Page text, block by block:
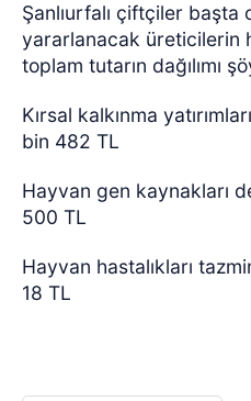
Şanlıurfalı çiftçiler
yararlanacak üreticilerin
toplam tutarın dağılımı
Kırsal kalkınma
bin 482 TL
Hayvan gen kaynakları
500 TL
Hayvan hastalıkları
18 TL